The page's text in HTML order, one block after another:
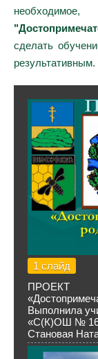
сделать
результативным.
1 слайд
ПРОЕКТ
Выполнила
«С(К)ОШ №
Становая